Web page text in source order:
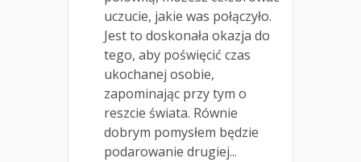
uczucie, jakie was połączyło.
Jest to doskonała okazja do
tego, aby poświęcić czas
ukochanej osobie,
zapominając przy tym o
reszcie świata. Równie
dobrym pomysłem będzie
podarowanie drugiej...